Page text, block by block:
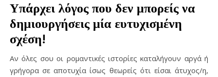
Υπάρχει λόγος που δεν μπορείς να
δημιουργήσεις μία ευτυχισμένη
σχέση!
Αν όλες σου οι ρομαντικές ιστορίες καταλήγουν αργά ή
γρήγορα σε αποτυχία ίσως θεωρείς ότι είσαι άτυχος/η,